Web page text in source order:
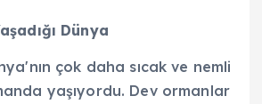
Dünya
çok daha sıcak ve nemli
yaşıyordu. Dev ormanlar